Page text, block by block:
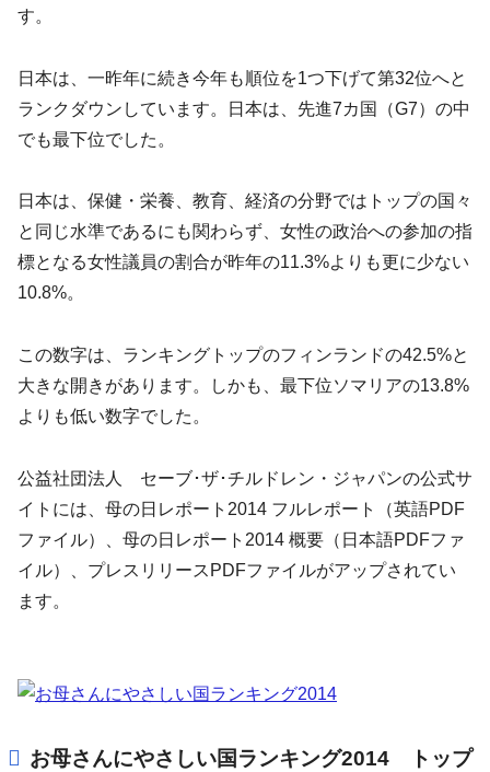
す。
日本は、一昨年に続き今年も順位を1つ下げて第32位へと
ランクダウンしています。日本は、先進7カ国（G7）の中
でも最下位でした。
日本は、保健・栄養、教育、経済の分野ではトップの国々
と同じ水準であるにも関わらず、女性の政治への参加の指
標となる女性議員の割合が昨年の11.3%よりも更に少ない
10.8%。
この数字は、ランキングトップのフィンランドの42.5%と
大きな開きがあります。しかも、最下位ソマリアの13.8%
よりも低い数字でした。
公益社団法人 セーブ･ザ･チルドレン・ジャパンの公式サ
イトには、母の日レポート2014 フルレポート（英語PDF
ファイル）、母の日レポート2014 概要（日本語PDFファ
イル）、プレスリリースPDFファイルがアップされてい
ます。
お母さんにやさしい国ランキング2014 トップ